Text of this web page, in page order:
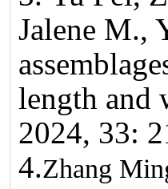
Jalene M.,
length and
2024, 33:
4.Zhang